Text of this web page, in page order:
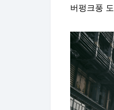
버펑크풍